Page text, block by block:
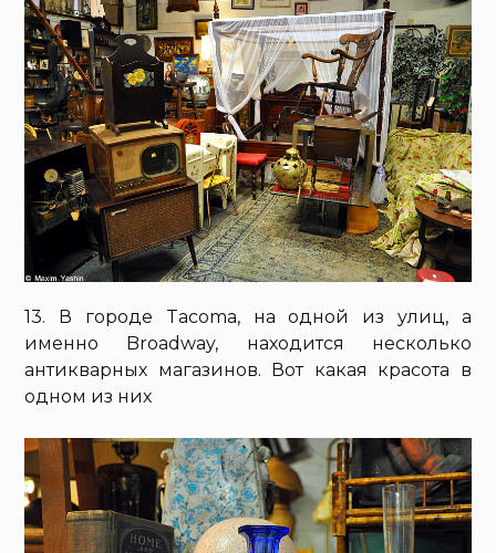
13. В городе Tacoma, на одной из улиц, а
именно Broadway, находится несколько
антикварных магазинов. Вот какая красота в
одном из них